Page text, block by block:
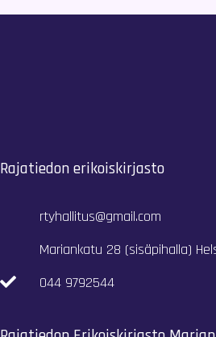
Rajatiedon erikoiskirjasto
rtyhallitus@gmail.com
Mariankatu 28 (sisäpihalla)
044 9792544